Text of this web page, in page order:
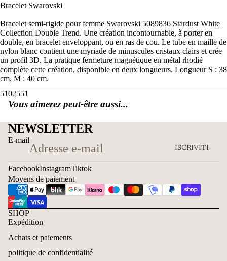
Bracelet Swarovski
Bracelet semi-rigide pour femme Swarovski 5089836 Stardust White
Collection Double Trend. Une création incontournable, à porter en
double, en bracelet enveloppant, ou en ras de cou. Le tube en maille de
nylon blanc contient une myriade de minuscules cristaux clairs et crée
un profil 3D. La pratique fermeture magnétique en métal rhodié
complète cette création, disponible en deux longueurs. Longueur S : 38
cm, M : 40 cm.
5102551
Vous aimerez peut-être aussi...
NEWSLETTER
E-mail
ISCRIVITI
FacebookInstagramTiktok
Moyens de paiement
SHOP
Expédition
Achats et paiements
politique de confidentialité